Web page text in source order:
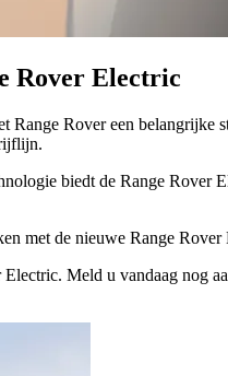
Rover Electric
Range Rover een belangrijke
biedt de Range Rover
met de nieuwe Range
Meld u vandaag nog